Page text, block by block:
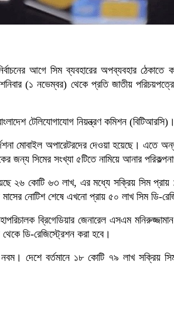
আগে সিম ব্যবহারের অপব্যবহার ঠেকাতে
(১ নভেম্বর) থেকে প্রতি জাতীয়
টেলিযোগাযোগ নিয়ন্ত্রণ কমিশন (বিটিআরসি)।
মোবাইল অপারেটরদের দেওয়া হয়েছে। এতে
জন্য সিমের সংখ্যা ৫টিতে নামিয়ে আনার
২৬ কোটি ৬৩ লাখ, এর মধ্যে সক্রিয় সিম
নোটিশ শেষে এখনো প্রায় ৫০ লাখ সিম ডি-
ব্রিগেডিয়ার জেনারেল এসএম
ডি-রেজিস্ট্রেশন করা হবে।
দেশে বর্তমানে ১৮ কোটি ৭৯ লাখ সক্রিয়